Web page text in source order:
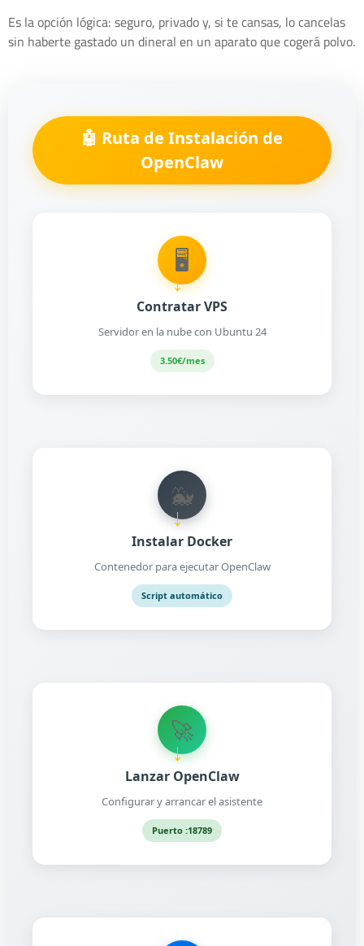
Es la opción lógica: seguro, privado y, si te cansas, lo cancelas
sin haberte gastado un dineral en un aparato que cogerá polvo.
🤖 Ruta de Instalación de
OpenClaw
🖥️
Contratar VPS
Servidor en la nube con Ubuntu 24
3.50€/mes
→
🐳
Instalar Docker
Contenedor para ejecutar OpenClaw
Script automático
→
🚀
Lanzar OpenClaw
Configurar y arrancar el asistente
Puerto :18789
→